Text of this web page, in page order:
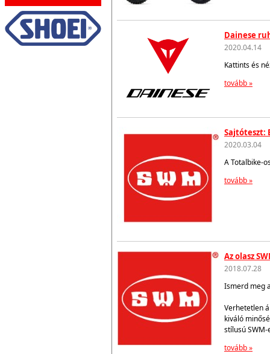
Dainese
2020.04.14
Kattints és
tovább »
Sajtóteszt:
2020.03.04
A Totalbike-
tovább »
Az olasz
2018.07.28
Ismerd meg
Verhetetlen
kiváló
stílusú SWM-
tovább »